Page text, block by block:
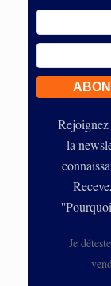
la
Je